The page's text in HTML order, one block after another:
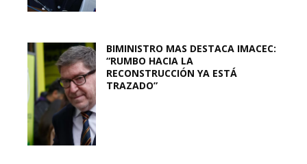
BIMINISTRO MAS DESTACA IMACEC:
“RUMBO HACIA LA
RECONSTRUCCIÓN YA ESTÁ
TRAZADO”